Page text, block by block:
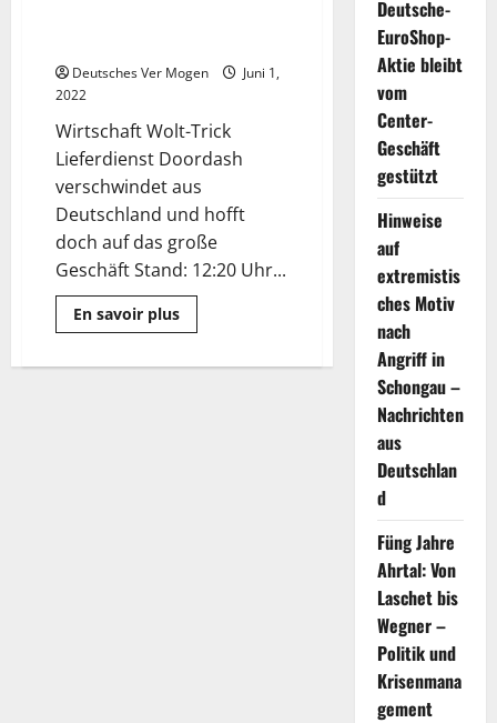
Deutsches Ver Mogen
Juni 1,
2022
Wirtschaft Wolt-Trick
Lieferdienst Doordash
verschwindet aus
Deutschland und hofft
doch auf das große
Geschäft Stand: 12:20 Uhr...
En savoir plusMehr
Informationen
Lieferdienst
Deutsche-
EuroShop-
Aktie bleibt
vom
Center-
Geschäft
gestützt
Hinweise
auf
extremistis
ches Motiv
nach
Angriff in
Schongau –
Nachrichten
aus
Deutschlan
d
Füng Jahre
Ahrtal: Von
Laschet bis
Wegner –
Politik und
Krisenmana
gement